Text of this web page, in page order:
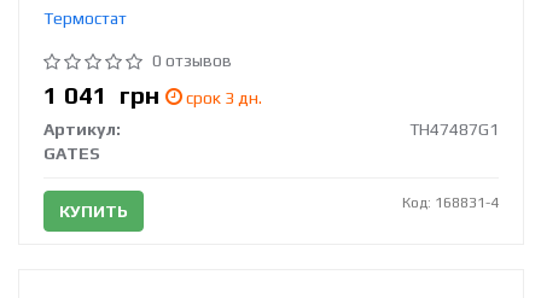
Термостат
0 отзывов
1 041 грн
срок 3 дн.
Артикул:
TH47487G1
GATES
КУПИТЬ Код: 168831-4